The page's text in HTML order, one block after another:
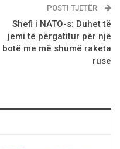
POSTI TJETËR
Shefi i NATO-s: Duhet të
jemi të përgatitur për një
botë me më shumë raketa
ruse